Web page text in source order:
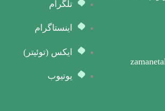
تلگرام
اینستاگرام
ایکس (توئیتر)
یوتیوب